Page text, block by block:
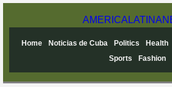
AMERICA LATINA
Home Noticias de Cuba Politics Health
Sports
Fashion